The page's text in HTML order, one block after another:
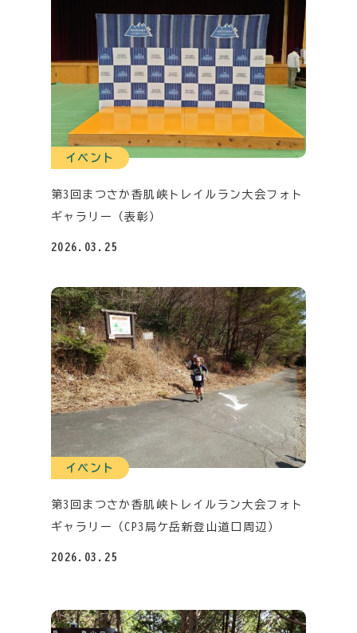
イベント
第3回まつさか香肌峡トレイルラン大会フォト
ギャラリー（表彰）
2026.03.25
イベント
第3回まつさか香肌峡トレイルラン大会フォト
ギャラリー（CP3局ケ岳新登山道口周辺）
2026.03.25